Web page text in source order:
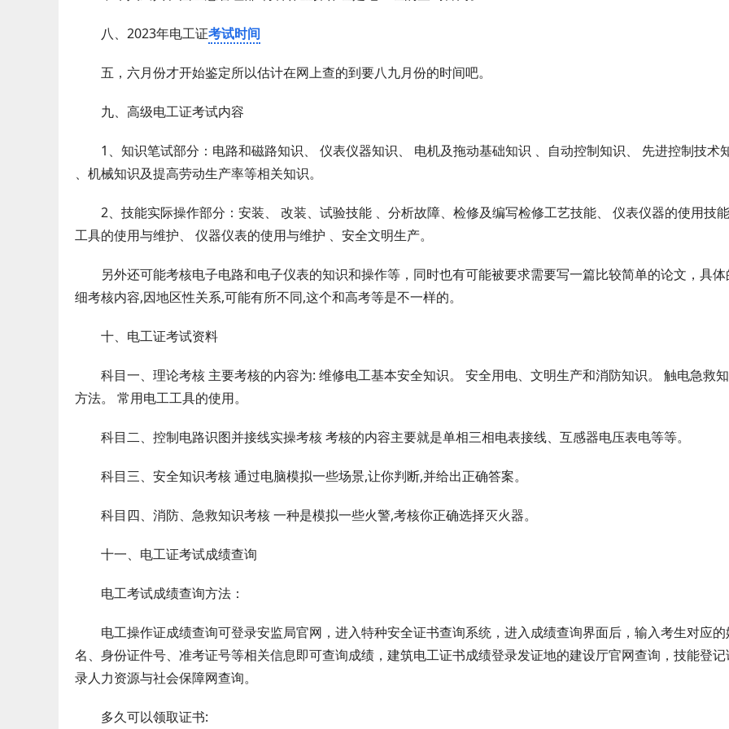
八、2023年电工证考试时间
五，六月份才开始鉴定所以估计在网上查的到要八九月份的时间吧。
九、高级电工证考试内容
1、知识笔试部分：电路和磁路知识、 仪表仪器知识、 电机及拖动基础知识 、自动控制知识、 先进控制技术
、机械知识及提高劳动生产率等相关知识。
2、技能实际操作部分：安装、 改装、试验技能 、分析故障、检修及编写检修工艺技能、 仪表仪器的使用技能
工具的使用与维护、 仪器仪表的使用与维护 、安全文明生产。
另外还可能考核电子电路和电子仪表的知识和操作等，同时也有可能被要求需要写一篇比较简单的论文，具体
细考核内容,因地区性关系,可能有所不同,这个和高考等是不一样的。
十、电工证考试资料
科目一、理论考核 主要考核的内容为: 维修电工基本安全知识。 安全用电、文明生产和消防知识。 触电急救
方法。 常用电工工具的使用。
科目二、控制电路识图并接线实操考核 考核的内容主要就是单相三相电表接线、互感器电压表电等等。
科目三、安全知识考核 通过电脑模拟一些场景,让你判断,并给出正确答案。
科目四、消防、急救知识考核 一种是模拟一些火警,考核你正确选择灭火器。
十一、电工证考试成绩查询
电工考试成绩查询方法：
电工操作证成绩查询可登录安监局官网，进入特种安全证书查询系统，进入成绩查询界面后，输入考生对应的
名、身份证件号、准考证号等相关信息即可查询成绩，建筑电工证书成绩登录发证地的建设厅官网查询，技能登记
录人力资源与社会保障网查询。
多久可以领取证书: